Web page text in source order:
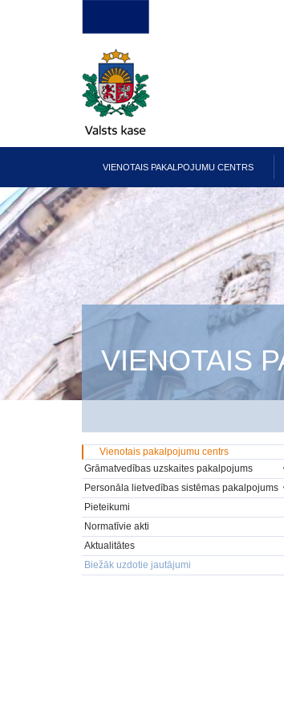
Galvenā
izvēlne
VIENOTAIS PAKALPOJUMU CENTRS
VIENOTAIS
Vienotais pakalpojumu centrs
Grāmatvedības uzskaites pakalpojums
Personāla lietvedības sistēmas pakalpojums
Pieteikumi
Normatīvie akti
Aktualitātes
Biežāk uzdotie jautājumi